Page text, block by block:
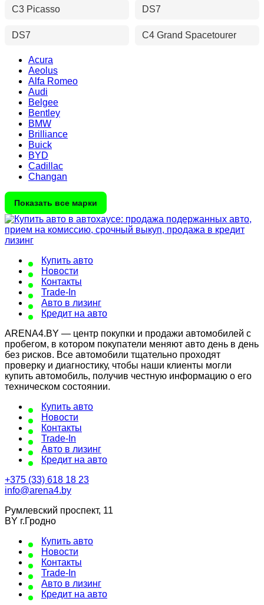
C3 Picasso DS7
DS7 C4 Grand Spacetourer
Acura
Aeolus
Alfa Romeo
Audi
Belgee
Bentley
BMW
Brilliance
Buick
BYD
Cadillac
Changan
Показать все марки
Купить авто
Новости
Контакты
Trade-In
Авто в лизинг
Кредит на авто
ARENA4.BY — центр покупки и продажи автомобилей с
пробегом, в котором покупатели меняют авто день в день
без рисков. Все автомобили тщательно проходят
проверку и диагностику, чтобы наши клиенты могли
купить автомобиль, получив честную информацию о его
техническом состоянии.
Купить авто
Новости
Контакты
Trade-In
Авто в лизинг
Кредит на авто
+375 (33) 618 18 23
info@arena4.by
Румлевский проспект, 11
BY г.Гродно
Купить авто
Новости
Контакты
Trade-In
Авто в лизинг
Кредит на авто